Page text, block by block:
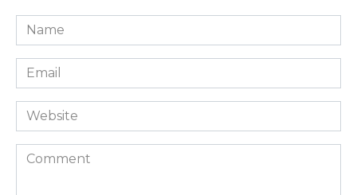
Name
*
Email
*
Website
Comment